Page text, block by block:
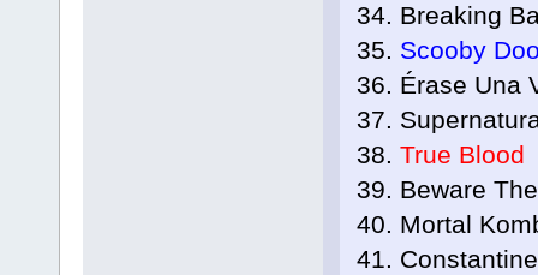
34. Breaking
35. Scooby
36. Érase Una
37.
38. True Blood
39. Beware
40. Mortal
41. Constantine